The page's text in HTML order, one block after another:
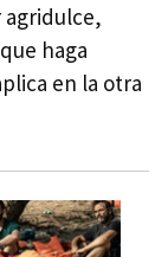
agridulce,
haga
en la otra